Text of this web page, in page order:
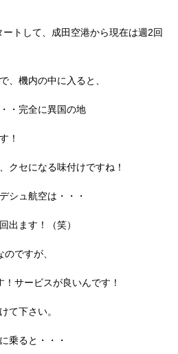
トして、成田空港から現在は週2回
、機内の中に入ると、
・完全に異国の地
！
クセになる味付けですね！
シュ航空は・・・
出ます！（笑）
ですが、
サービスが良いんです！
て下さい。
乗ると・・・